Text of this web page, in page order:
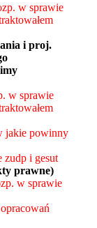
w sprawie
i proj.
w sprawie
jakie powinny
zudp i gesut
prawne)
w sprawie